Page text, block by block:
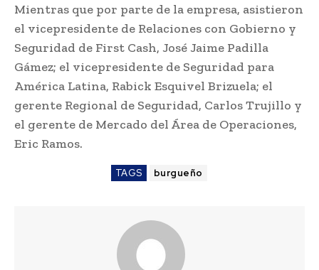
Mientras que por parte de la empresa, asistieron
el vicepresidente de Relaciones con Gobierno y
Seguridad de First Cash, José Jaime Padilla
Gámez; el vicepresidente de Seguridad para
América Latina, Rabick Esquivel Brizuela; el
gerente Regional de Seguridad, Carlos Trujillo y
el gerente de Mercado del Área de Operaciones,
Eric Ramos.
TAGS burgueño